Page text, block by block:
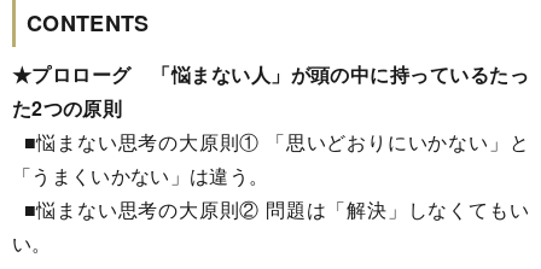
CONTENTS
★プロローグ 「悩まない人」が頭の中に持っているたっ
た2つの原則
■悩まない思考の大原則① 「思いどおりにいかない」と
「うまくいかない」は違う。
■悩まない思考の大原則② 問題は「解決」しなくてもい
い。